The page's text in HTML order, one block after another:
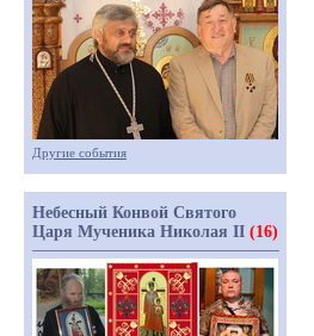
Другие события
Небесный Конвой Святого
Царя Мученика Николая II (16)